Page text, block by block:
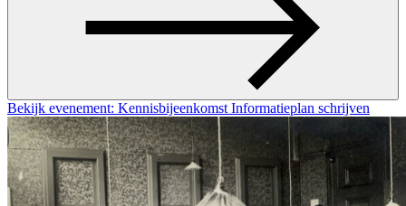
Bekijk evenement: Kennisbijeenkomst Informatieplan schrijven